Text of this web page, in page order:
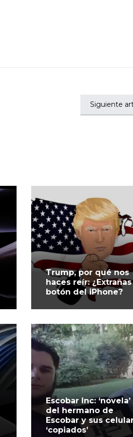
Siguiente
Trump, por qué nos
haces reír:
botón del iPhone?
Escobar Inc: ‘novela’
del hermano de
Escobar y sus
‘copiados’